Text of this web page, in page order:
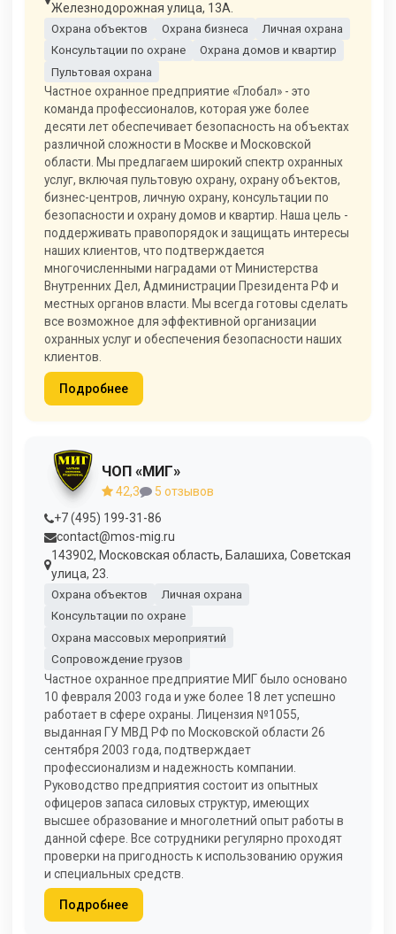
Железнодорожная улица, 13А.
Охрана объектов Охрана бизнеса
Личная охрана
Консультации по охране
Охрана домов и квартир
Пультовая охрана
Частное охранное предприятие «Глобал» - это
команда профессионалов, которая уже более
десяти лет обеспечивает безопасность на объектах
различной сложности в Москве и Московской
области. Мы предлагаем широкий спектр охранных
услуг, включая пультовую охрану, охрану объектов,
бизнес-центров, личную охрану, консультации по
безопасности и охрану домов и квартир. Наша цель -
поддерживать правопорядок и защищать интересы
наших клиентов, что подтверждается
многочисленными наградами от Министерства
Внутренних Дел, Администрации Президента РФ и
местных органов власти. Мы всегда готовы сделать
все возможное для эффективной организации
охранных услуг и обеспечения безопасности наших
клиентов.
Подробнее
ЧОП «МИГ»
42,3
5 отзывов
+7 (495) 199-31-86
contact@mos-mig.ru
143902, Московская область, Балашиха, Советская
улица, 23.
Охрана объектов
Личная охрана
Консультации по охране
Охрана массовых мероприятий
Сопровождение грузов
Частное охранное предприятие МИГ было основано
10 февраля 2003 года и уже более 18 лет успешно
работает в сфере охраны. Лицензия №1055,
выданная ГУ МВД РФ по Московской области 26
сентября 2003 года, подтверждает
профессионализм и надежность компании.
Руководство предприятия состоит из опытных
офицеров запаса силовых структур, имеющих
высшее образование и многолетний опыт работы в
данной сфере. Все сотрудники регулярно проходят
проверки на пригодность к использованию оружия
и специальных средств.
Подробнее